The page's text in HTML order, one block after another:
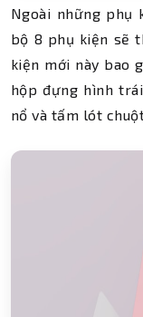
Ngoài những phụ
bộ 8 phụ kiện sẽ
kiện mới này bao
hộp đựng hình
nổ và tấm lót